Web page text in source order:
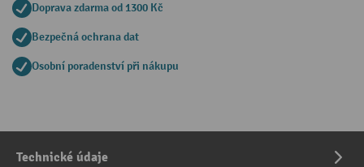
Doprava zdarma od 1300 Kč
Bezpečná ochrana dat
Osobní poradenství při nákupu
Technické údaje